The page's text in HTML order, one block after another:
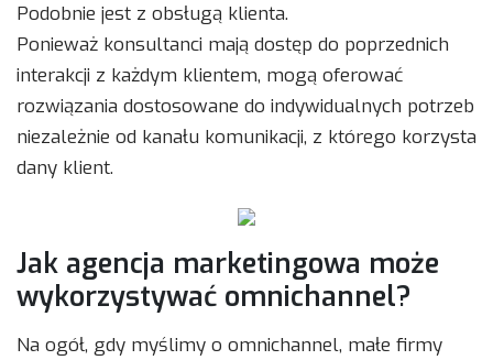
Podobnie jest z obsługą klienta.
Ponieważ konsultanci mają dostęp do poprzednich
interakcji z każdym klientem, mogą oferować
rozwiązania dostosowane do indywidualnych potrzeb
niezależnie od kanału komunikacji, z którego korzysta
dany klient.
Jak agencja marketingowa może
wykorzystywać omnichannel?
Na ogół, gdy myślimy o omnichannel, małe firmy